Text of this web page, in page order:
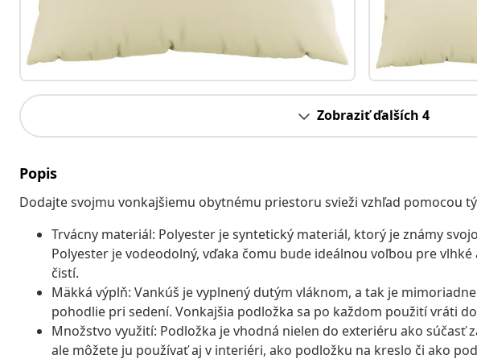
Zobraziť ďalších 4
Popis
Dodajte svojmu vonkajšiemu obytnému priestoru svieži vzhľad pomocou
Trvácny materiál: Polyester je syntetický materiál, ktorý je známy
Polyester je vodeodolný, vďaka čomu bude ideálnou voľbou pre
čistí.
Mäkká výplň: Vankúš je vyplnený dutým vláknom, a tak je
pohodlie pri sedení. Vonkajšia podložka sa po každom použití vráti
Množstvo využití: Podložka je vhodná nielen do exteriéru ako súčasť
ale môžete ju používať aj v interiéri, ako podložku na kreslo či ako